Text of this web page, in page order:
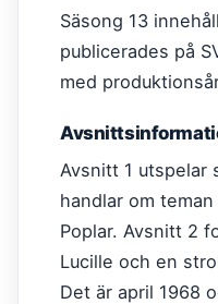
Säsong 13
publicerades på
med
Avsnitt 1 utspelar
handlar om
Poplar. Avsnitt 2
Lucille och en
Det är april 1968